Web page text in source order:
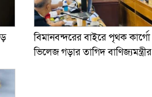
বিমানবন্দরের বাইরে পৃথক কার্গো
ভিলেজ গড়ার তাগিদ বাণিজ্যমন্ত্রীর